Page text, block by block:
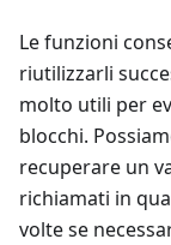
Le funzioni
riutilizzarli
molto utili per
blocchi.
recuperare un
richiamati in
volte se